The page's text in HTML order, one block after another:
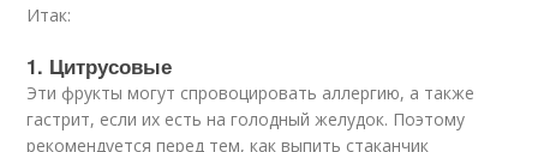
Итак:
1. Цитрусовые
Эти фрукты могут спровоцировать аллергию, а также
гастрит, если их есть на голодный желудок. Поэтому
рекомендуется перед тем, как выпить стаканчик